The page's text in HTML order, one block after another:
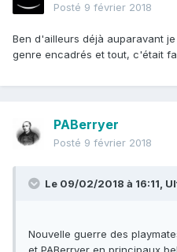
Posté 9 février 2018
Ben d'ailleurs déjà auparavant
genre encadrés et tout, c'était
PABerryer
Posté 9 février 2018
Le 09/02/2018 à 16:11,
Nouvelle guerre des